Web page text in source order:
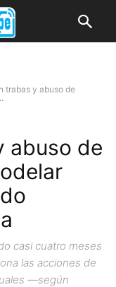
trabas y abuso de
abuso de
casi cuatro meses
las acciones de
—según